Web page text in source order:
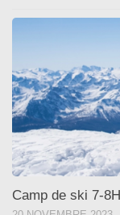
Camp de ski 7-8H